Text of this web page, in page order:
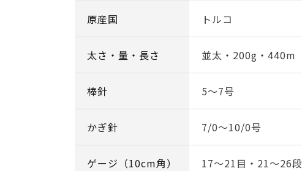
原産国 トルコ
太さ・量・長さ 並太・200g・440m
棒針 5～7号
かぎ針 7/0～10/0号
ゲージ（10cm角） 17～21目・21～26段